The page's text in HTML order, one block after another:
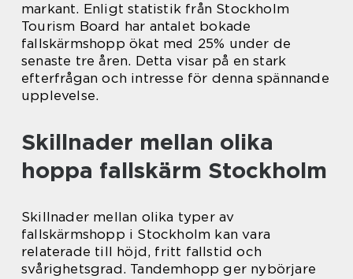
markant. Enligt statistik från Stockholm
Tourism Board har antalet bokade
fallskärmshopp ökat med 25% under de
senaste tre åren. Detta visar på en stark
efterfrågan och intresse för denna spännande
upplevelse.
Skillnader mellan olika
hoppa fallskärm Stockholm
Skillnader mellan olika typer av
fallskärmshopp i Stockholm kan vara
relaterade till höjd, fritt fallstid och
svårighetsgrad. Tandemhopp ger nybörjare